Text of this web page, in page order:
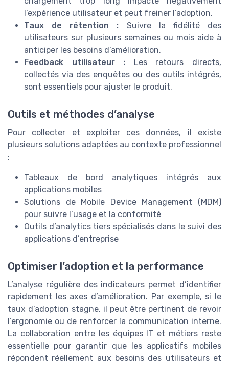
l’expérience utilisateur et peut freiner l’adoption.
Taux de rétention : Suivre la fidélité des
utilisateurs sur plusieurs semaines ou mois aide à
anticiper les besoins d’amélioration.
Feedback utilisateur : Les retours directs,
collectés via des enquêtes ou des outils intégrés,
sont essentiels pour ajuster le produit.
Outils et méthodes d’analyse
Pour collecter et exploiter ces données, il existe
plusieurs solutions adaptées au contexte professionnel
:
Tableaux de bord analytiques intégrés aux
applications mobiles
Solutions de Mobile Device Management (MDM)
pour suivre l’usage et la conformité
Outils d’analytics tiers spécialisés dans le suivi des
applications d’entreprise
Optimiser l’adoption et la performance
L’analyse régulière des indicateurs permet d’identifier
rapidement les axes d’amélioration. Par exemple, si le
taux d’adoption stagne, il peut être pertinent de revoir
l’ergonomie ou de renforcer la communication interne.
La collaboration entre les équipes IT et métiers reste
essentielle pour garantir que les applicatifs mobiles
répondent réellement aux besoins des utilisateurs et